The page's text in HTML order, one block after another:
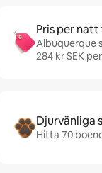
Pris per
Albuquerque
284 kr SEK
Djurvänliga
Hitta 70